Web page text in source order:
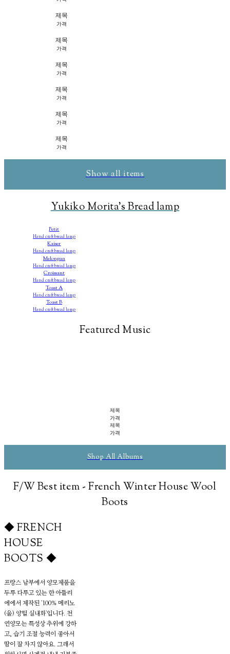
제목
가격
제목
가격
제목
가격
제목
가격
제목
가격
제목
가격
Show all items
Yukiko Morita's Bread lamp
Petit
Hand craft bread lamp
Kaiser
Hand craft bread lamp
Melonpan
Hand craft bread lamp
Croissant
Hand craft bread lamp
Toast A
Hand craft bread lamp
Toast B
Hand craft bread lamp
Featured Music
제목
가격
제목
가격
Shop All Albums
F/W Best item - French Winter House Wool
Boots
◆ FRENCH
HOUSE
BOOTS ◆
프랑스 남부에서 양모제품을
두루 다루고 있는 한 아뜰리
에에서 제작된 '100% 메리노
(울) 양털 실내화'입니다. 천
연양모는 특성상 추위에 강하
고, 습기 조절 능력이 좋아서
땀이 잘 차지 않아요. 그래서